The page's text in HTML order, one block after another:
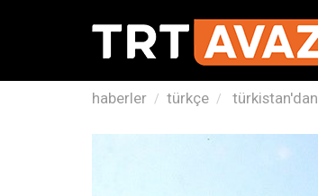
haberler türkçe türkistan'dan